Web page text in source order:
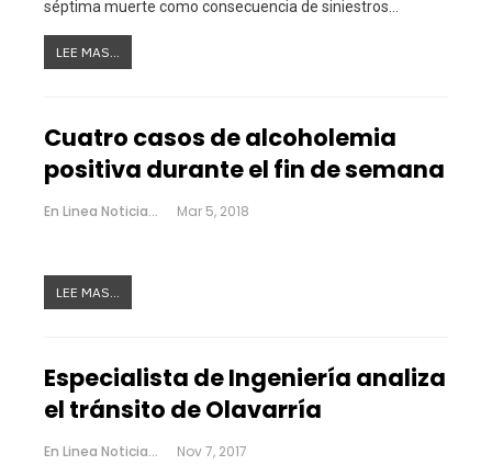
séptima muerte como consecuencia de siniestros…
LEE MAS...
Cuatro casos de alcoholemia
positiva durante el fin de semana
En Linea Noticias Mar 5, 2018
LEE MAS...
Especialista de Ingeniería analiza
el tránsito de Olavarría
En Linea Noticias Nov 7, 2017